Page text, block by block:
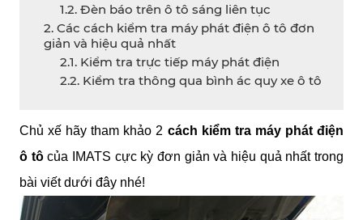
1.2. Đèn báo trên ô tô sáng liên tục
2. Các cách kiểm tra máy phát điện ô tô đơn
giản và hiệu quả nhất
2.1. Kiểm tra trực tiếp máy phát điện
2.2. Kiểm tra thông qua bình ác quy xe ô tô
Chủ xế hãy tham khảo 2 cách kiểm tra máy phát điện
ô tô của IMATS cực kỳ đơn giản và hiệu quả nhất trong
bài viết dưới đây nhé!